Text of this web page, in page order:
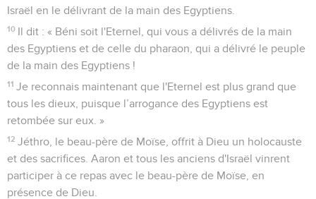
Israël en le délivrant de la main des Egyptiens.
10 Il dit : « Béni soit l'Eternel, qui vous a délivrés de la main
des Egyptiens et de celle du pharaon, qui a délivré le peuple
de la main des Egyptiens !
11 Je reconnais maintenant que l'Eternel est plus grand que
tous les dieux, puisque l’arrogance des Egyptiens est
retombée sur eux. »
12 Jéthro, le beau-père de Moïse, offrit à Dieu un holocauste
et des sacrifices. Aaron et tous les anciens d'Israël vinrent
participer à ce repas avec le beau-père de Moïse, en
présence de Dieu.